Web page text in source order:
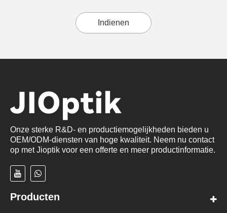
Indienen
Onze sterke R&D- en productiemogelijkheden bieden u
OEM/ODM-diensten van hoge kwaliteit. Neem nu contact
op met Jioptik voor een offerte en meer productinformatie.
Producten